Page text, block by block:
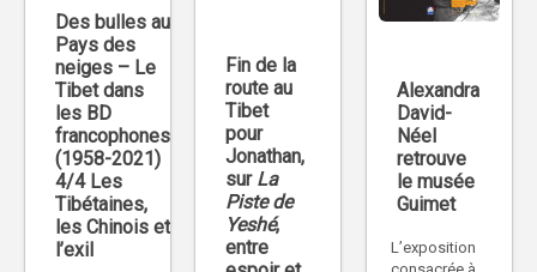
Des bulles au
Pays des
neiges – Le
Tibet dans
les BD
francophones
(1958-2021)
4/4 Les
Tibétaines,
les Chinois et
l’exil
Fin de la
route au
Tibet
pour
Jonathan,
sur La
Piste de
Yeshé,
entre
Alexandra
David-
Néel
retrouve
le musée
Guimet
L’exposition